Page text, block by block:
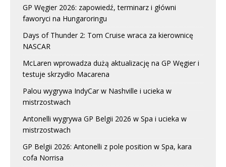
GP Węgier 2026: zapowiedź, terminarz i główni
faworyci na Hungaroringu
Days of Thunder 2: Tom Cruise wraca za kierownicę
NASCAR
McLaren wprowadza dużą aktualizację na GP Węgier i
testuje skrzydło Macarena
Palou wygrywa IndyCar w Nashville i ucieka w
mistrzostwach
Antonelli wygrywa GP Belgii 2026 w Spa i ucieka w
mistrzostwach
GP Belgii 2026: Antonelli z pole position w Spa, kara
cofa Norrisa